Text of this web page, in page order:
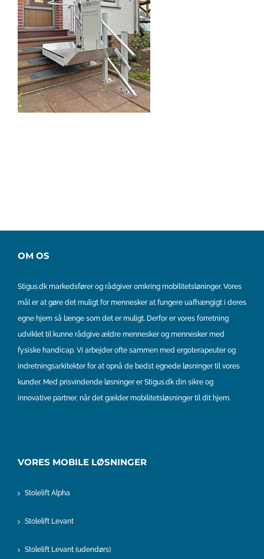
OM OS
Stigus.dk markedsfører og rådgiver omkring mobilitetsløninger. Vores
mål er at gøre det muligt for mennesker at fungere uafhængigt i deres
egne hjem så længe som det er muligt. Derfor er vores forretning
udviklet til kunne rådgive ældre mennesker og mennesker med
fysiske handicap. Vi arbejder ofte sammen med ergoterapeuter og
indretningsarkitekter for at opnå de bedst egnede løsninger til vores
kunder. Med prisvindende løsninger er Stigus.dk din sikre og
innovative partner, når det gælder mobilitetsløsninger til dit hjem.
VORES MOBILE LØSNINGER
Stolelift Alpha
Stolelift Levant
Stolelift Levant (udendørs)